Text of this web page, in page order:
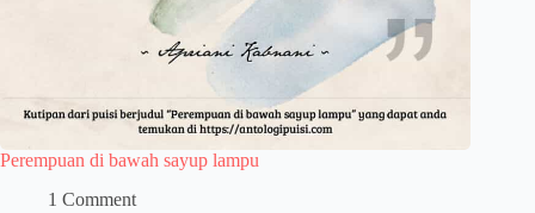
Perempuan di bawah sayup lampu
1 Comment